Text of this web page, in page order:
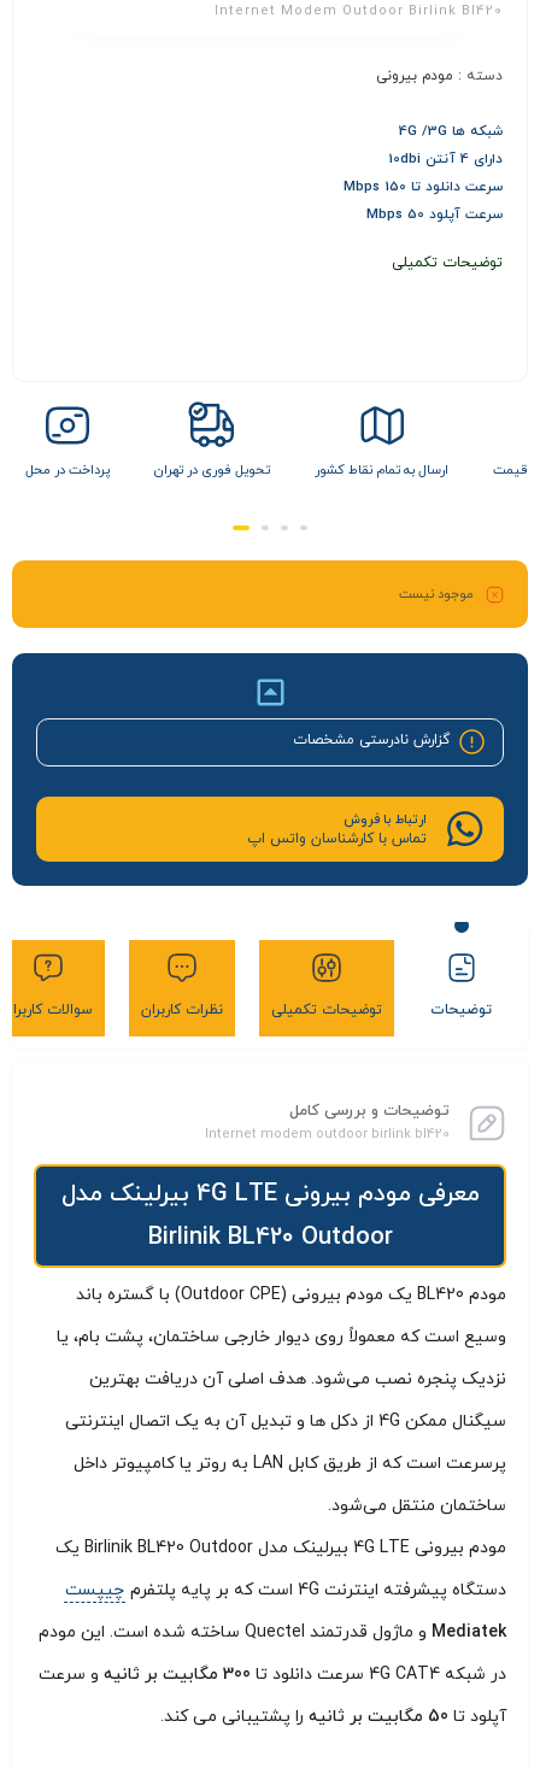
Internet Modem Outdoor Birlink Bl420
دسته : مودم بیرونی
شبکه ها 4G /3G
دارای 4 آنتن 10dbi
سرعت دانلود تا 150 Mbps
سرعت آپلود 50 Mbps
توضیحات تکمیلی
کشور تحویل فوری در تهران پرداخت در محل تضمین بهترین قیمت
موجود نیست
گزارش نادرستی مشخصات
ارتباط با فروش
تماس با کارشناسان واتس اپ
توضیحات توضیحات تکمیلی نظرات کاربران سوالات کاربران
توضیحات و بررسی کامل
Internet modem outdoor birlink bl420
معرفی مودم بیرونی 4G LTE بیرلینک مدل
Birlinik BL420 Outdoor
مودم BL420 یک مودم بیرونی (Outdoor CPE) با گستره باند
وسیع است که معمولاً روی دیوار خارجی ساختمان، پشت بام، یا
نزدیک پنجره نصب می‌شود. هدف اصلی آن دریافت بهترین
سیگنال ممکن 4G از دکل‌ ها و تبدیل آن به یک اتصال اینترنتی
پرسرعت است که از طریق کابل LAN به روتر یا کامپیوتر داخل
ساختمان منتقل می‌شود.
مودم بیرونی 4G LTE بیرلینک مدل Birlinik BL420 Outdoor یک
دستگاه پیشرفته اینترنت 4G است که بر پایه پلتفرم
چیپست
Mediatek
و ماژول قدرتمند Quectel ساخته شده است. این مودم
در شبکه 4G CAT4 سرعت دانلود تا
300 مگابیت بر ثانیه
و سرعت
آپلود تا 50 مگابیت بر ثانیه را پشتیبانی می‌ کند.